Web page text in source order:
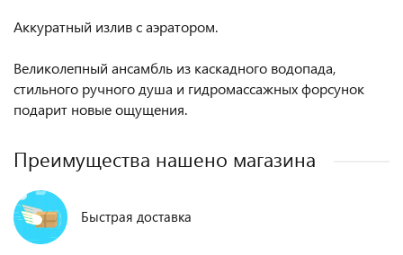
Аккуратный излив с аэратором.
Великолепный ансамбль из каскадного водопада,
стильного ручного душа и гидромассажных форсунок
подарит новые ощущения.
Преимущества нашено магазина
Быстрая доставка